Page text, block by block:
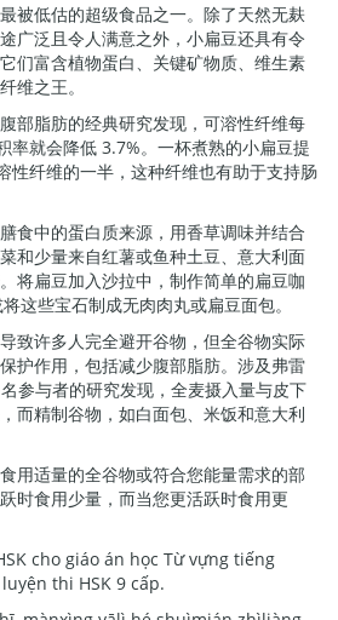
被低估的超级食品之一。除了天然无麸
广泛且令人满意之外，小扁豆还具有令
们富含植物蛋白、关键矿物质、维生素
维之王。
部脂肪的经典研究发现，可溶性纤维每
率就会降低 3.7%。一杯煮熟的小扁豆提
性纤维的一半，这种纤维也有助于支持肠
食中的蛋白质来源，用香草调味并结合
和少量来自红薯或鱼种土豆、意大利面
将扁豆加入沙拉中，制作简单的扁豆咖
这些宝石制成无肉肉丸或扁豆面包。
致许多人完全避开谷物，但全谷物实际
护作用，包括减少腹部脂肪。涉及弗雷
参与者的研究发现，全麦摄入量与皮下
而精制谷物，如白面包、米饭和意大利
用适量的全谷物或符合您能量需求的部
时食用少量，而当您更活跃时食用更
cho giáo án học Từ vựng tiếng
thi HSK 9 cấp.